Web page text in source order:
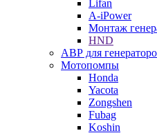
Lifan
A-iPower
Монтаж
HND
АВР для
Мотопомпы
Honda
Yacota
Zongshen
Fubag
Koshin